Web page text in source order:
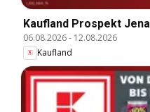
Kaufland Prospekt Jena
06.08.2026- 12.08.2026
Kaufland